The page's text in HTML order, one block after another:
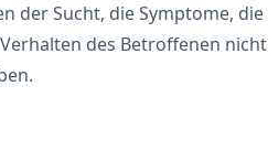
der Sucht, die Symptome, die
des Betroffenen nicht